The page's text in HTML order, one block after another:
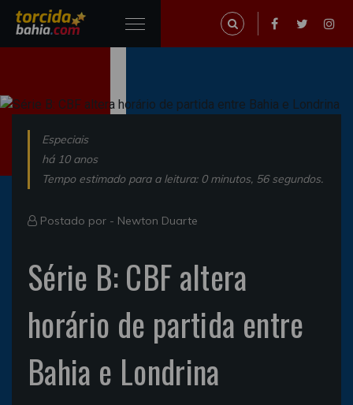
Especiais
há 10 anos
Tempo estimado para a leitura: 0 minutos, 56 segundos.
Postado por - Newton Duarte
Série B: CBF altera
horário de partida entre
Bahia e Londrina